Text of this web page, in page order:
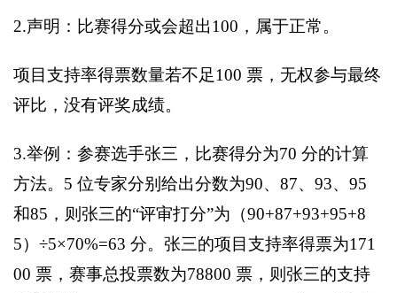
2.声明：比赛得分或会超出100，属于正常。
项目支持率得票数量若不足100 票，无权参与最终
评比，没有评奖成绩。
3.举例：参赛选手张三，比赛得分为70 分的计算
方法。5 位专家分别给出分数为90、87、93、95
和85，则张三的“评审打分”为（90+87+93+95+8
5）÷5×70%=63 分。张三的项目支持率得票为171
00 票，赛事总投票数为78800 票，则张三的支持